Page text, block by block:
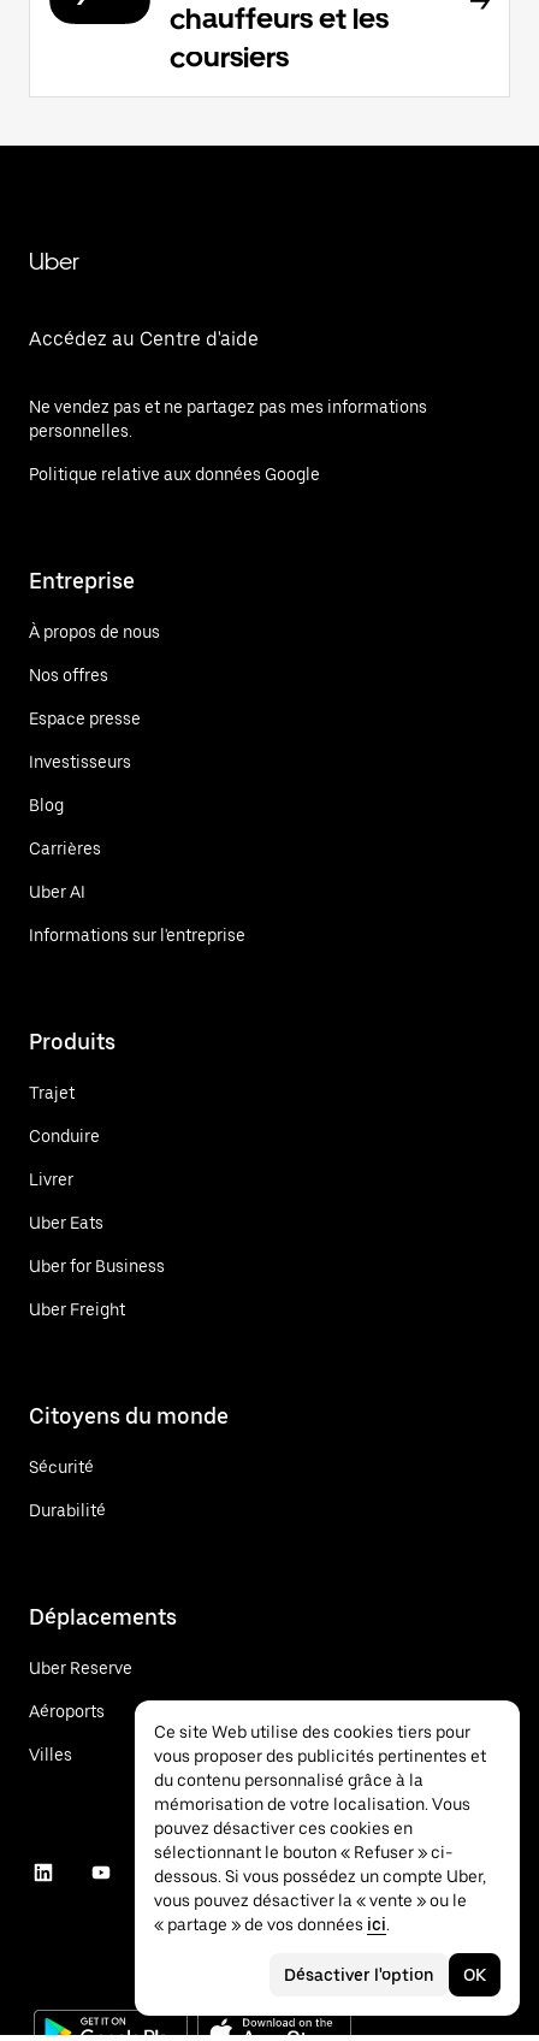
chauffeurs et les
coursiers
Uber
Accédez au Centre d'aide
Ne vendez pas et ne partagez pas mes informations
personnelles.
Politique relative aux données Google
Entreprise
À propos de nous
Nos offres
Espace presse
Investisseurs
Blog
Carrières
Uber AI
Informations sur l'entreprise
Produits
Trajet
Conduire
Livrer
Uber Eats
Uber for Business
Uber Freight
Citoyens du monde
Sécurité
Durabilité
Déplacements
Uber Reserve
Aéroports
Villes
Ce site Web utilise des cookies tiers pour
vous proposer des publicités pertinentes et
du contenu personnalisé grâce à la
mémorisation de votre localisation. Vous
pouvez désactiver ces cookies en
sélectionnant le bouton « Refuser » ci-
dessous. Si vous possédez un compte Uber,
vous pouvez désactiver la « vente » ou le
« partage » de vos données ici.
Désactiver l'option OK